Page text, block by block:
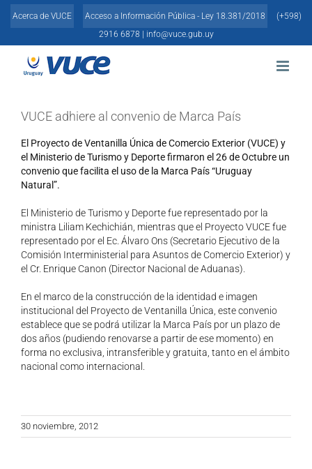
Skip
Acerca de VUCE Acceso a Información Pública - Ley 18.381/2018
(+598)
2916 6878 |
info@vuce.gub.uy
VUCE adhiere al convenio de Marca País
El Proyecto de Ventanilla Única de Comercio Exterior (VUCE) y
el Ministerio de Turismo y Deporte firmaron el 26 de Octubre un
convenio que facilita el uso de la Marca País “Uruguay
Natural”.
El Ministerio de Turismo y Deporte fue representado por la
ministra Liliam Kechichián, mientras que el Proyecto VUCE fue
representado por el Ec. Álvaro Ons (Secretario Ejecutivo de la
Comisión Interministerial para Asuntos de Comercio Exterior) y
el Cr. Enrique Canon (Director Nacional de Aduanas).
En el marco de la construcción de la identidad e imagen
institucional del Proyecto de Ventanilla Única, este convenio
establece que se podrá utilizar la Marca País por un plazo de
dos años (pudiendo renovarse a partir de ese momento) en
forma no exclusiva, intransferible y gratuita, tanto en el ámbito
nacional como internacional.
30 noviembre, 2012